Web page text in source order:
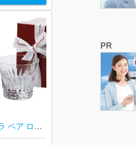
Baccarat バカラ ペア ロックグラス
PR